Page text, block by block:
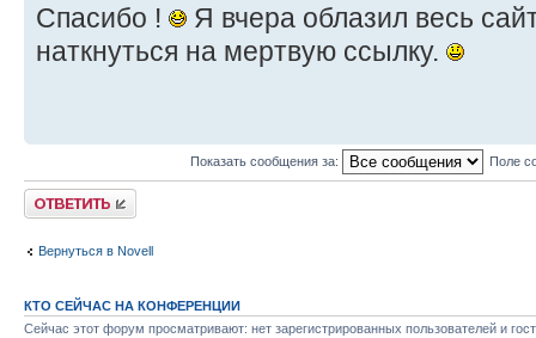
Спасибо !
Я вчера облазил весь
наткнуться на мертвую ссылку.
Показать сообщения за: Поле
Ответить
Вернуться в Novell
КТО СЕЙЧАС НА КОНФЕРЕНЦИИ
Сейчас этот форум просматривают: нет зарегистрированных пользователей и